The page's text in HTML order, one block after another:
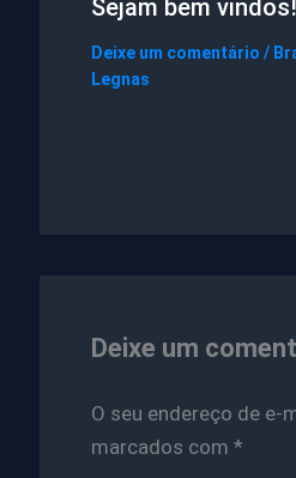
Sejam bem vindos!
Deixe um comentário /
Legnas
Deixe um
O seu endereço de e-
marcados com *